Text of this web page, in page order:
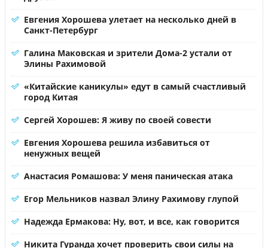
Евгения Хорошева улетает на несколько дней в
Санкт-Петербург
Галина Маковская и зрители Дома-2 устали от
Элины Рахимовой
«Китайские каникулы» едут в самый счастливый
город Китая
Сергей Хорошев: Я живу по своей совести
Евгения Хорошева решила избавиться от
ненужных вещей
Анастасия Ромашова: У меня паническая атака
Егор Мельников назвал Элину Рахимову глупой
Надежда Ермакова: Ну, вот, и все, как говорится
Никита Гуранда хочет проверить свои силы на